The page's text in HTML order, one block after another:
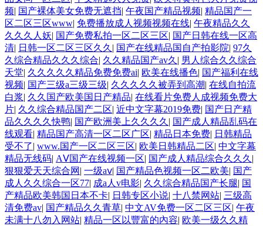
频| 国产裸体美女免费无遮挡| 午夜国产精品视频| 精品国产一
区二区三区www| 免费播放成人视频视频在线| 午夜精品久久
久久久人妖| 国产免费私拍一区二区三区| 国产日韩在线一区高
清| 日韩一区二区三区久久 | 国产在线精品国自产拍影院| 97久
久综合精品久久久综合| 久久精品国产av久 | 男人综合久久综合
天堂| 久久久久久精品免费免费ai| 欧美在线播色| 国产福利在线
视频| 国产三级a三级三级| 久久久久久被弄到高潮| 在线自拍流
白浆| 久久国产欧美国日产精品| 在线看片免费人成视频免费大
片| 久久综合精品国产二区| 近中文字幕2019免费| 国产日产精
品久久久久快鸭| 国产欧洲美上久久久久 | 国产成人精品乱码在
线观看| 精品国产高清一区二区广区| 精品日本免费| 日韩精品
受不了| www.国产一区二区三区| 欧美日韩精品二区| 中文字幕
精品无线码| AⅤ国产在线视频一区| 国产成人精品综合久久久 |
狠狠爱天天综合网 | 一级aⅴ| 国产精品色视频一区二欧美| 国产
成人久久综合一区77| 成a人v电影| 久久综合精品国产长腿| 国
产精品欧美韩国日本不卡| 日韩专区小说| 十八禁网站| 三级高
清免费av| 国产精品久久青草| 中文AV免费一区二区三区| 午夜
未满十八勿入网站| 精品一区以豐富的內容| 欧美一级久久精